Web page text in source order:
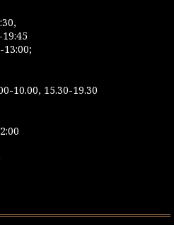
10.00, 15.30-19.30